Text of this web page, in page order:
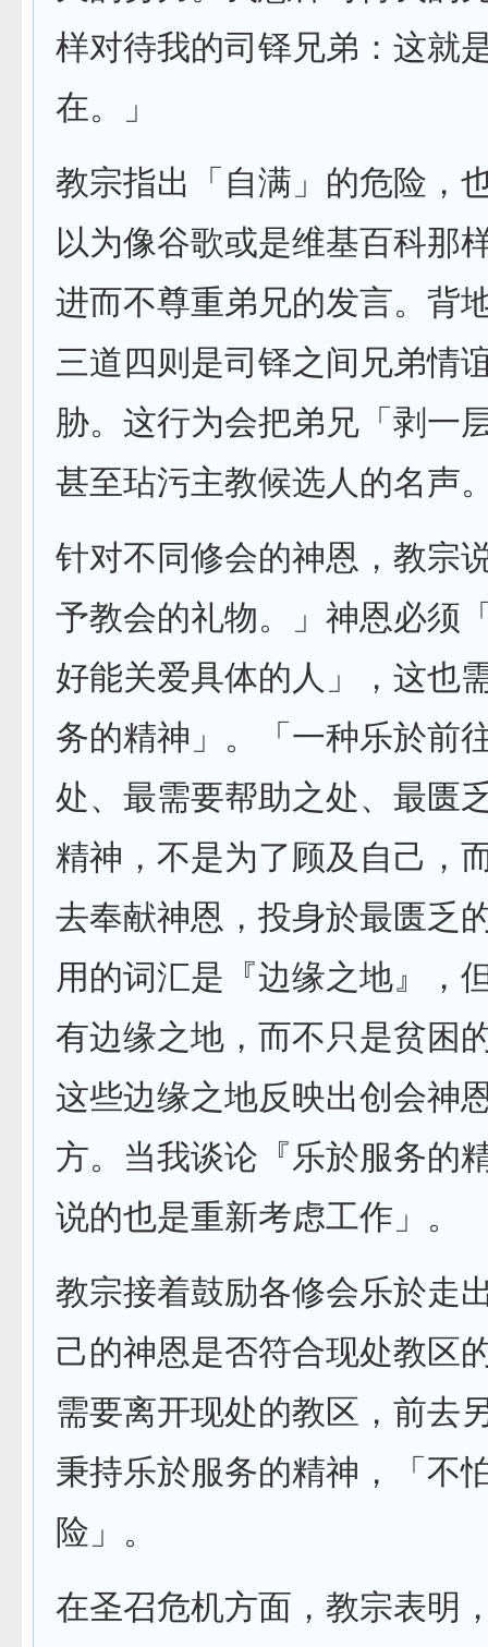
样对待我的司铎兄弟：这就
在。」
教宗指出「自满」的危险，
以为像谷歌或是维基百科那
进而不尊重弟兄的发言。背
三道四则是司铎之间兄弟情
胁。这行为会把弟兄「剥一
甚至玷污主教候选人的名声
针对不同修会的神恩，教宗
予教会的礼物。」神恩必须
好能关爱具体的人」，这也
务的精神」。「一种乐於前
处、最需要帮助之处、最匮
精神，不是为了顾及自己，
去奉献神恩，投身於最匮乏
用的词汇是『边缘之地』，
有边缘之地，而不只是贫困
这些边缘之地反映出创会神
方。当我谈论『乐於服务的
说的也是重新考虑工作」。
教宗接着鼓励各修会乐於走
己的神恩是否符合现处教区
需要离开现处的教区，前去
秉持乐於服务的精神，「不
险」。
在圣召危机方面，教宗表明